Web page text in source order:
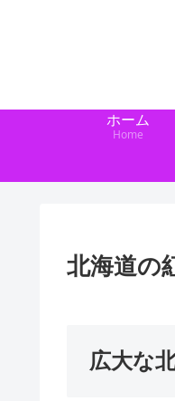
ホーム
Home
北海道の
広大な